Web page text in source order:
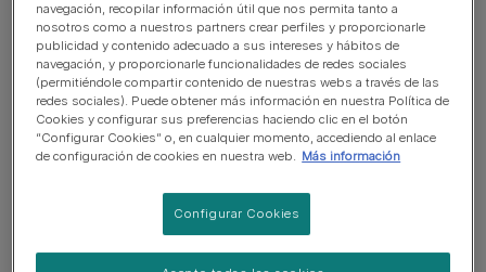
GOURMET Gato Comida húmeda
PURINA® GOURMET™ GOLD Mousse Pack
con Pescado del Océnao
Sin reseñas aún
Tamaños disponibles: 8x85g 12x85g
Alimento 100% completo y equilibrado.
navegación, recopilar información útil que nos permita tanto a
nosotros como a nuestros partners crear perfiles y proporcionarle
publicidad y contenido adecuado a sus intereses y hábitos de
navegación, y proporcionarle funcionalidades de redes sociales
(permitiéndole compartir contenido de nuestras webs a través de las
redes sociales). Puede obtener más información en nuestra Política de
Cookies y configurar sus preferencias haciendo clic en el botón
“Configurar Cookies” o, en cualquier momento, accediendo al enlace
de configuración de cookies en nuestra web. Más información
Configurar Cookies